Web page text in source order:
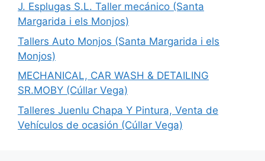
J. Esplugas S.L. Taller mecánico (Santa
Margarida i els Monjos)
Tallers Auto Monjos (Santa Margarida i els
Monjos)
MECHANICAL, CAR WASH & DETAILING
SR.MOBY (Cúllar Vega)
Talleres Juenlu Chapa Y Pintura, Venta de
Vehículos de ocasión (Cúllar Vega)